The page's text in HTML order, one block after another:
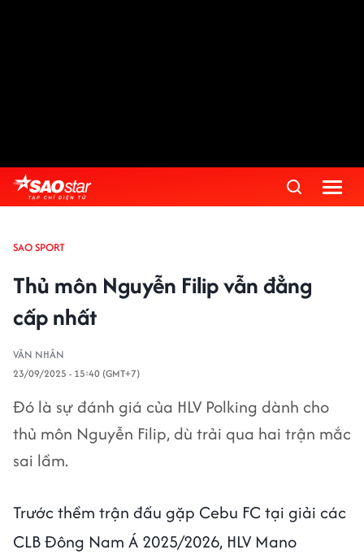
SAO SPORT
Thủ môn Nguyễn Filip vẫn đẳng
cấp nhất
VĂN NHÂN
23/09/2025 - 15:40 (GMT+7)
Đó là sự đánh giá của HLV Polking dành cho
thủ môn Nguyễn Filip, dù trải qua hai trận mắc
sai lầm.
Trước thềm trận đấu gặp Cebu FC tại giải các
CLB Đông Nam Á 2025/2026, HLV Mano